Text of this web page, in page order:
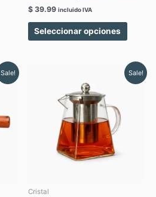
$ 39.99 incluido IVA
Seleccionar opciones
Sale! Sale!
Cristal
$ 13.00.
is:
$ 11.70.